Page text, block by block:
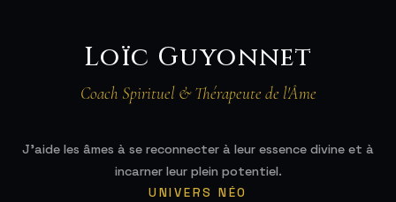
Loïc Guyonnet
Coach Spirituel & Thérapeute de l'Âme
J'aide les âmes à se reconnecter à leur essence divine et à
incarner leur plein potentiel.
UNIVERS NÉO